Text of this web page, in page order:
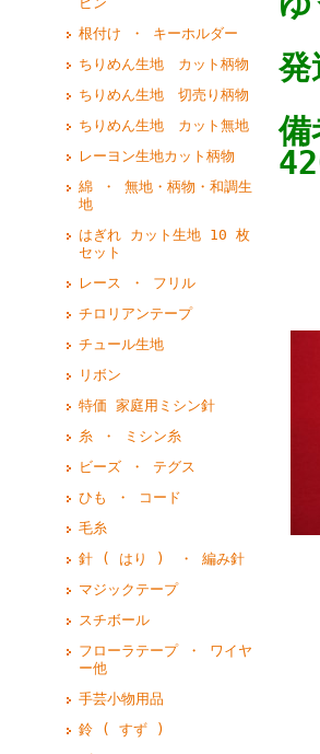
根付け ・ キーホルダー
ちりめん生地 カット柄物
ちりめん生地 切売り柄物
ちりめん生地 カット無地
レーヨン生地カット柄物
綿 ・ 無地・柄物・和調生
地
はぎれ カット生地 10 枚
セット
レース ・ フリル
チロリアンテープ
チュール生地
リボン
特価 家庭用ミシン針
糸 ・ ミシン糸
ビーズ ・ テグス
ひも ・ コード
毛糸
針 ( はり ) ・ 編み針
マジックテープ
スチボール
フローラテープ ・ ワイヤ
ー他
手芸小物用品
鈴 ( すず )
発
備